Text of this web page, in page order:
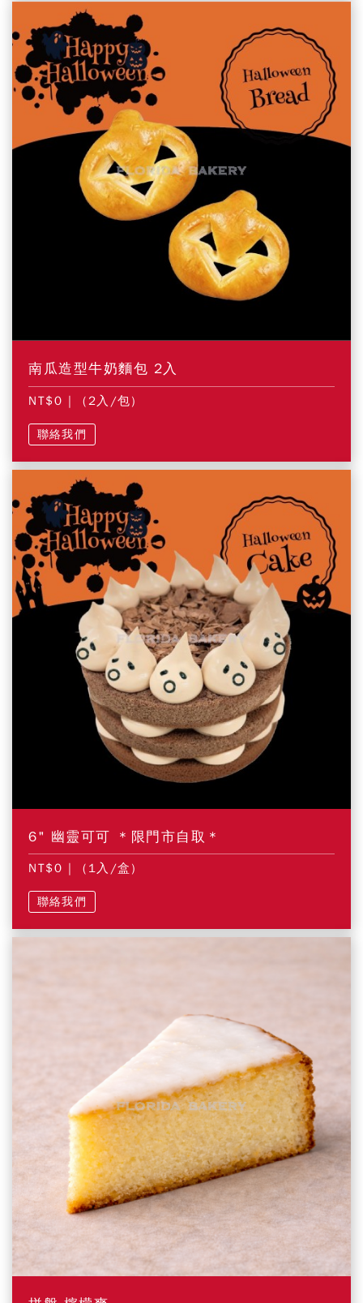
南瓜造型牛奶麵包 2入
NT$0 | (2入/包)
聯絡我們
6" 幽靈可可 ＊限門市自取＊
NT$0 | (1入/盒)
聯絡我們